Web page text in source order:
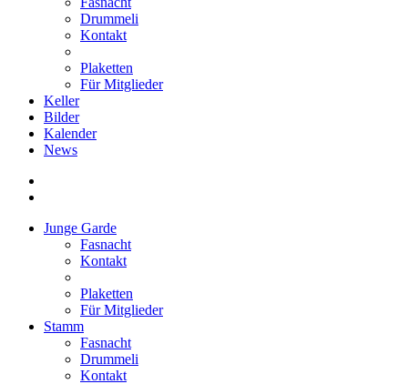
Drummeli
Kontakt
Plaketten
Für Mitglieder
Keller
Bilder
Kalender
News
Junge Garde
Fasnacht
Kontakt
Plaketten
Für Mitglieder
Stamm
Fasnacht
Drummeli
Kontakt